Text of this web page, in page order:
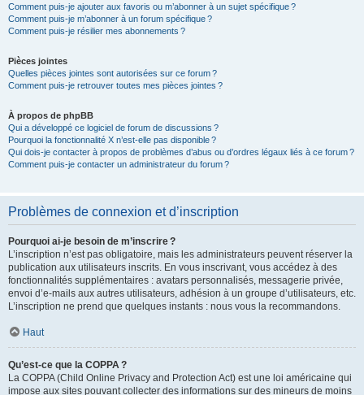
Comment puis-je ajouter aux favoris ou m’abonner à un sujet spécifique ?
Comment puis-je m’abonner à un forum spécifique ?
Comment puis-je résilier mes abonnements ?
Pièces jointes
Quelles pièces jointes sont autorisées sur ce forum ?
Comment puis-je retrouver toutes mes pièces jointes ?
À propos de phpBB
Qui a développé ce logiciel de forum de discussions ?
Pourquoi la fonctionnalité X n’est-elle pas disponible ?
Qui dois-je contacter à propos de problèmes d’abus ou d’ordres légaux liés à ce forum ?
Comment puis-je contacter un administrateur du forum ?
Problèmes de connexion et d’inscription
Pourquoi ai-je besoin de m’inscrire ?
L’inscription n’est pas obligatoire, mais les administrateurs peuvent réserver la
publication aux utilisateurs inscrits. En vous inscrivant, vous accédez à des
fonctionnalités supplémentaires : avatars personnalisés, messagerie privée,
envoi d’e-mails aux autres utilisateurs, adhésion à un groupe d’utilisateurs, etc.
L’inscription ne prend que quelques instants : nous vous la recommandons.
Haut
Qu’est-ce que la COPPA ?
La COPPA (Child Online Privacy and Protection Act) est une loi américaine qui
impose aux sites pouvant collecter des informations sur des mineurs de moins